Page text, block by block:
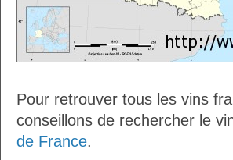
Pour retrouver tous les vins
conseillons de rechercher le
de France.